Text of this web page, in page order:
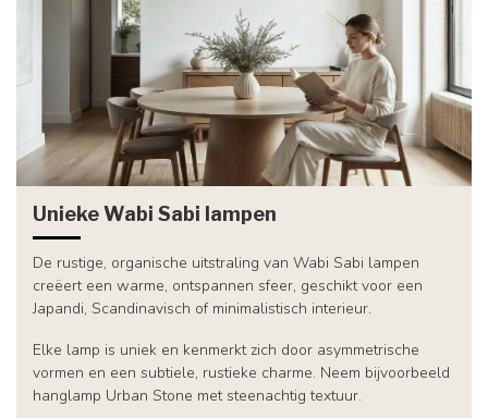
Unieke Wabi Sabi lampen
De rustige, organische uitstraling van Wabi Sabi lampen
creëert een warme, ontspannen sfeer, geschikt voor een
Japandi, Scandinavisch of minimalistisch interieur.
Elke lamp is uniek en kenmerkt zich door asymmetrische
vormen en een subtiele, rustieke charme. Neem bijvoorbeeld
hanglamp Urban Stone met steenachtig textuur.